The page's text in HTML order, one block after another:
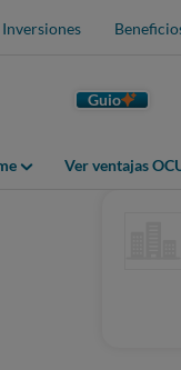
Guio
Ver ventajas